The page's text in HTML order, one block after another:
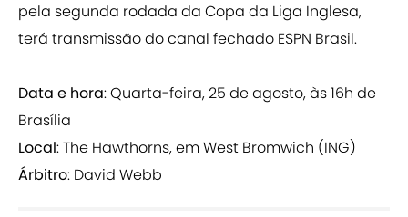
pela segunda rodada da Copa da Liga Inglesa,
terá transmissão do canal fechado ESPN Brasil.
Data e hora: Quarta-feira, 25 de agosto, às 16h de
Brasília
Local: The Hawthorns, em West Bromwich (ING)
Árbitro: David Webb